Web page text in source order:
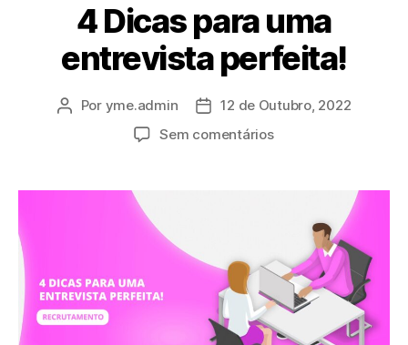
4 Dicas para uma
entrevista perfeita!
Por yme.admin
12 de Outubro, 2022
Sem comentários